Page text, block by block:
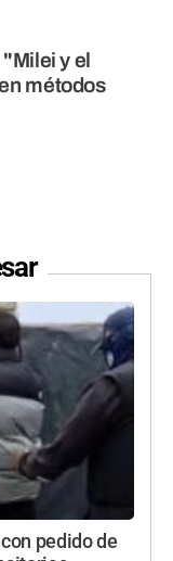
y el
métodos
pedido de